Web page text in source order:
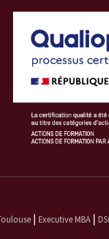
| Executive MBA|